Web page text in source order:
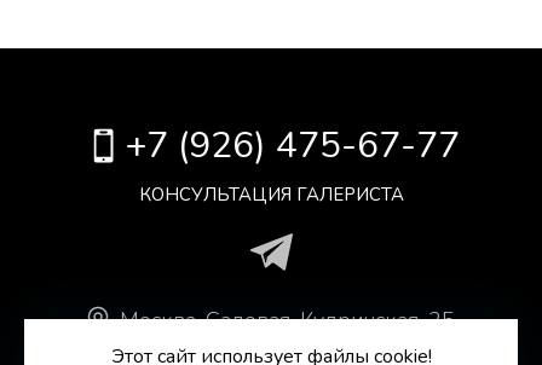
+7 (926) 475-67-77
КОНСУЛЬТАЦИЯ ГАЛЕРИСТА
Москва.Садовая-Кудринская, 25,
Антикварный Центр, оф. 306.
Этот сайт использует файлы cookie!